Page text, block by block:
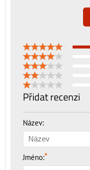
Přidat recenzi
Název:
Jméno:*